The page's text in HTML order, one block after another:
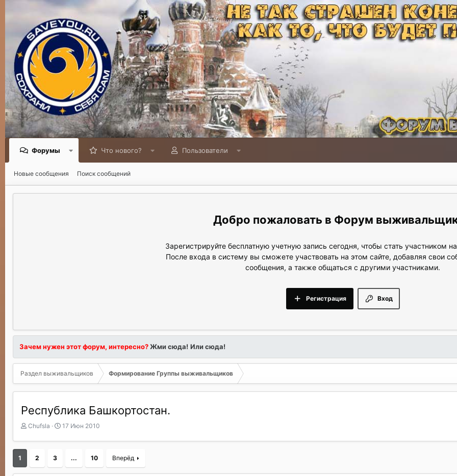
Форумы Что нового? Пользователи
Новые сообщения Поиск сообщений
Форум
Зарегистрируйте бесплатную учетную запись сегодня, чтобы стать участником
После входа в систему вы сможете участвовать на этом сайте, добавляя свои
сообщения, а также общаться с другими участниками.
Вход
Регистрация
Зачем нужен этот форум, интересно?Жми сюда! Или сюда!
Раздел выживальщиков Формирование Группы выживальщиков
Республика Башкортостан.
А
т
Chufsla
Д
т
17 Июн 2010
1 2 3 ... 10 Вперёд